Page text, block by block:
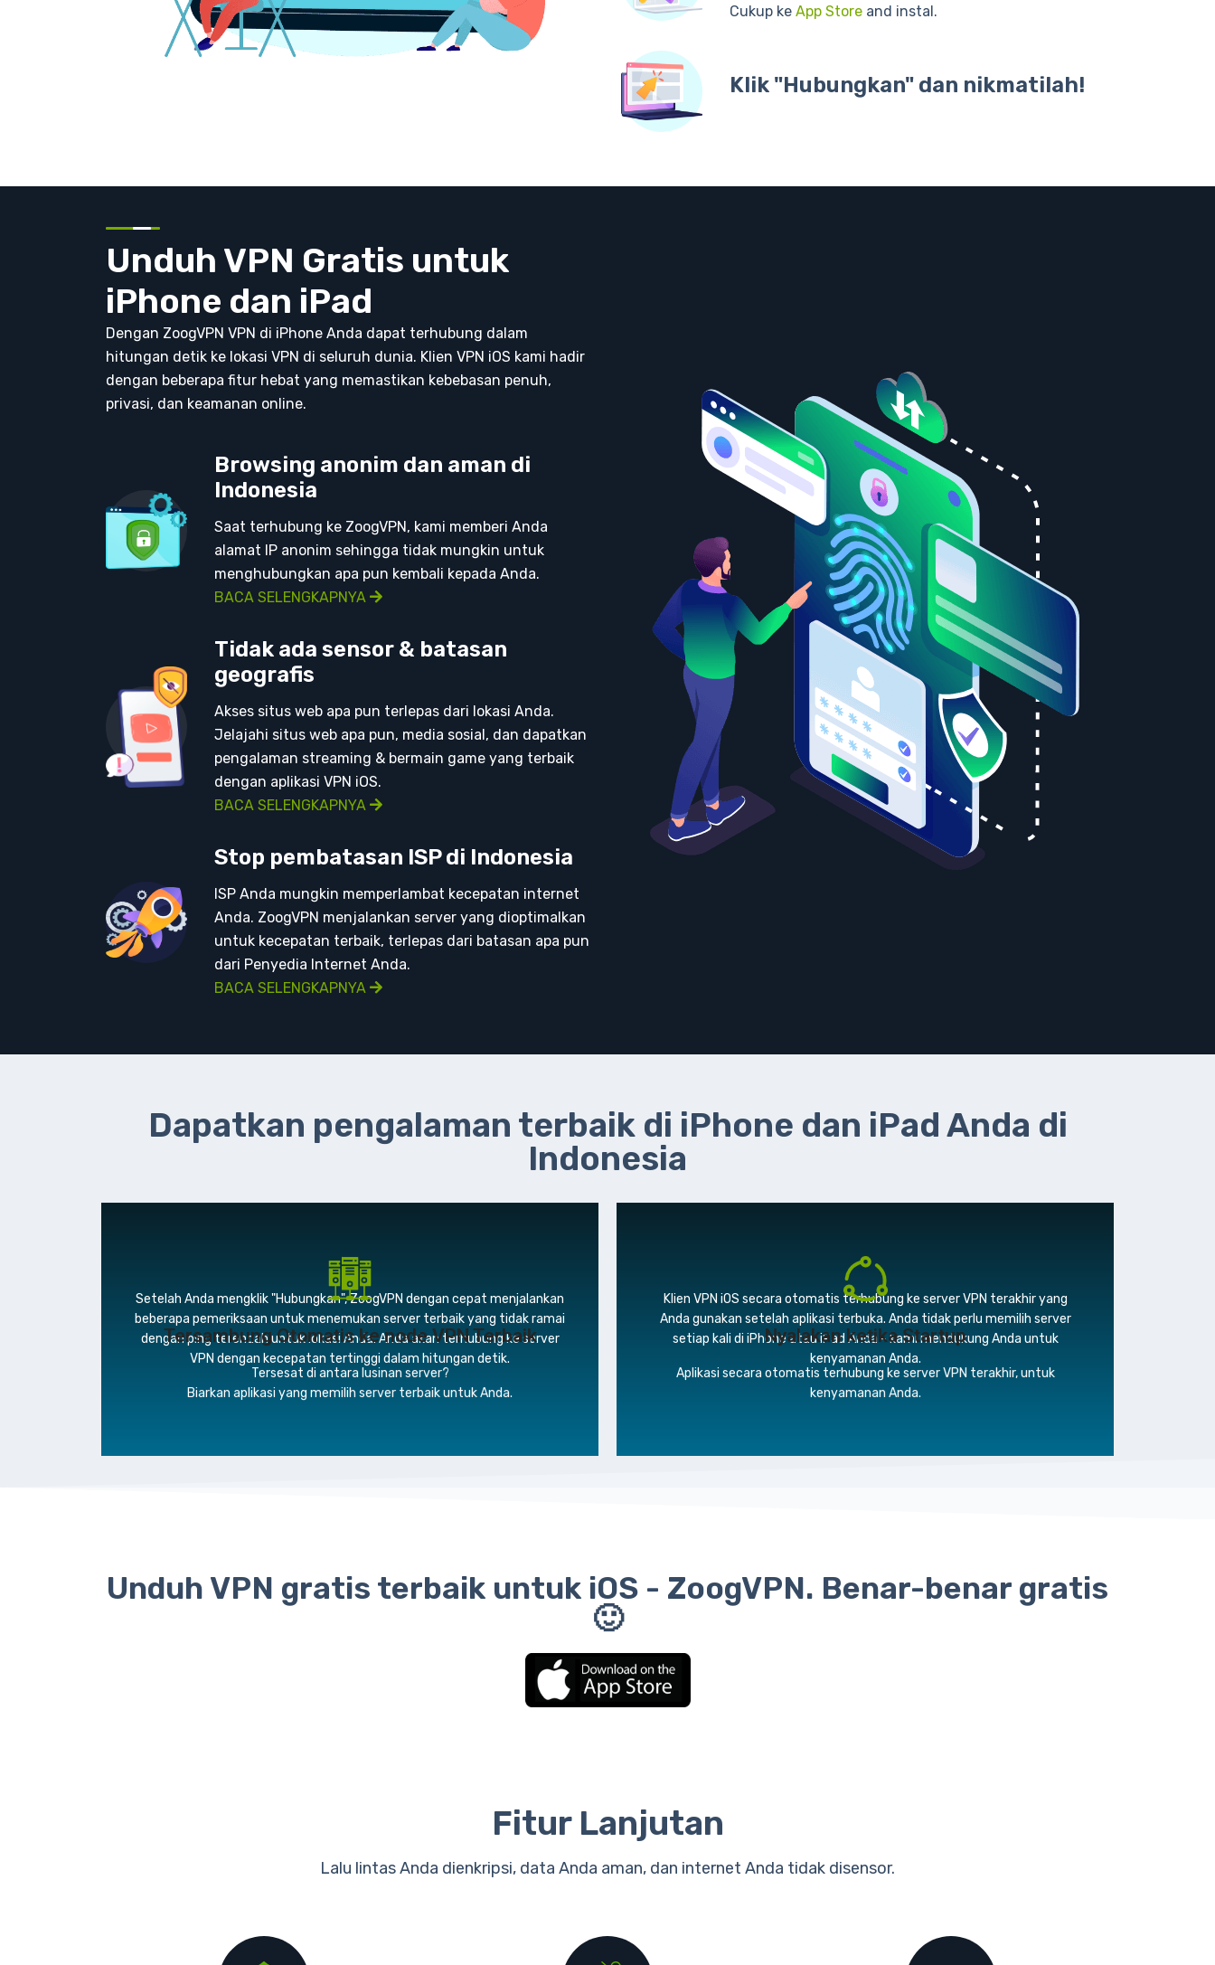
Cukup ke App Store and instal.
Klik "Hubungkan" dan nikmatilah!
Unduh VPN Gratis untuk
iPhone dan iPad
Dengan ZoogVPN VPN di iPhone Anda dapat terhubung dalam
hitungan detik ke lokasi VPN di seluruh dunia. Klien VPN iOS kami hadir
dengan beberapa fitur hebat yang memastikan kebebasan penuh,
privasi, dan keamanan online.
Browsing anonim dan aman di
Indonesia
Saat terhubung ke ZoogVPN, kami memberi Anda
alamat IP anonim sehingga tidak mungkin untuk
menghubungkan apa pun kembali kepada Anda.
BACA SELENGKAPNYA
Tidak ada sensor & batasan
geografis
Akses situs web apa pun terlepas dari lokasi Anda.
Jelajahi situs web apa pun, media sosial, dan dapatkan
pengalaman streaming & bermain game yang terbaik
dengan aplikasi VPN iOS.
BACA SELENGKAPNYA
Stop pembatasan ISP di Indonesia
ISP Anda mungkin memperlambat kecepatan internet
Anda. ZoogVPN menjalankan server yang dioptimalkan
untuk kecepatan terbaik, terlepas dari batasan apa pun
dari Penyedia Internet Anda.
BACA SELENGKAPNYA
Dapatkan pengalaman terbaik di iPhone dan iPad Anda di
Indonesia
Tersambung Otomatis ke node VPN Terbaik
Tersesat di antara lusinan server?
Biarkan aplikasi yang memilih server terbaik untuk Anda.
Setelah Anda mengklik "Hubungkan", ZoogVPN dengan cepat menjalankan
beberapa pemeriksaan untuk menemukan server terbaik yang tidak ramai
dengan ping terendah untuk lokasi Anda. Anda akan terhubung ke server
VPN dengan kecepatan tertinggi dalam hitungan detik.
Nyalakan ketika Startup
Aplikasi secara otomatis terhubung ke server VPN terakhir, untuk
kenyamanan Anda.
Klien VPN iOS secara otomatis terhubung ke server VPN terakhir yang
Anda gunakan setelah aplikasi terbuka. Anda tidak perlu memilih server
setiap kali di iPhone atau iPad Anda - kami mendukung Anda untuk
kenyamanan Anda.
Unduh VPN gratis terbaik untuk iOS - ZoogVPN. Benar-benar gratis
🙂
Fitur Lanjutan
Lalu lintas Anda dienkripsi, data Anda aman, dan internet Anda tidak disensor.